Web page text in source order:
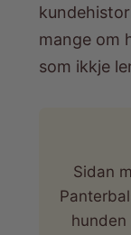
mange om
som ikkje
Sidan